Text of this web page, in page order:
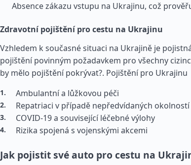
Absence zákazu vstupu na Ukrajinu, což
Zdravotní pojištění pro cestu na Ukrajinu
Vzhledem k současné situaci na Ukrajině je
pojištění povinným požadavkem pro všechny
by mělo pojištění pokrývat?. Pojištění pro Ukrajinu
Ambulantní a lůžkovou péči
Repatriaci v případě nepředvídaných okolností
COVID-19 a související léčebné výlohy
Rizika spojená s vojenskými akcemi
Jak pojistit své auto pro cestu na